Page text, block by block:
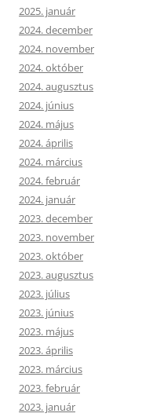
2025. január
2024. december
2024. november
2024. október
2024. augusztus
2024. június
2024. május
2024. április
2024. március
2024. február
2024. január
2023. december
2023. november
2023. október
2023. augusztus
2023. július
2023. június
2023. május
2023. április
2023. március
2023. február
2023. január